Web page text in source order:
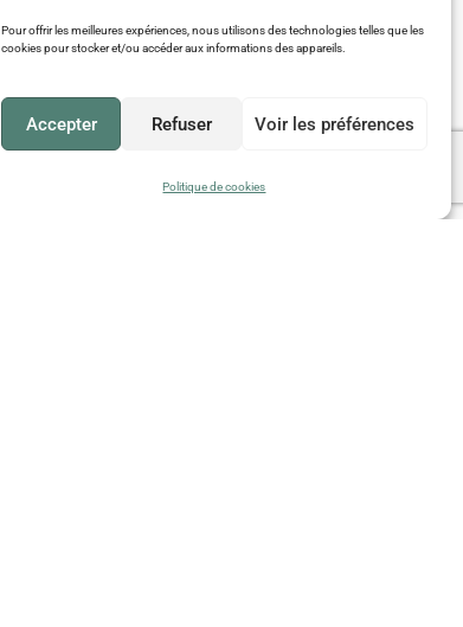
Pour offrir les meilleures expériences, nous utilisons des technologies telles que les
cookies pour stocker et/ou accéder aux informations des appareils.
Accepter Refuser Voir les préférences
Politique de cookies